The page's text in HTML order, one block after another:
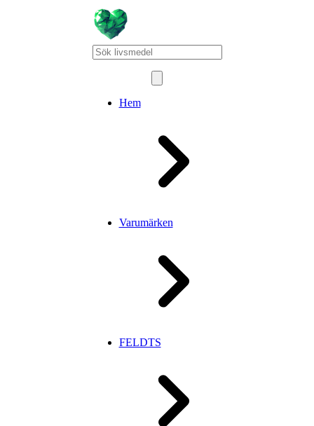
Hem
Varumärken
FELDTS